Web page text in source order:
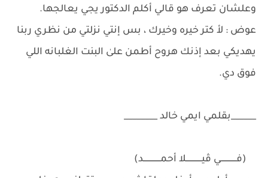
وعلشان تعرف هو قالي أكلم الدكتور يجي يعالجها.
عوض : لأ كتر خيره وخيرك ، بس إنتي نزلتي من نظري ربنا
يهديكي بعد إذنك هروح أطمن علىٰ البنت الغلبانه اللي
فوق دي.
______بقلمي ايمي خالد ________
(فـــــــــــــي ڤيـــــــــــــلا أحمــــــــــــــد)